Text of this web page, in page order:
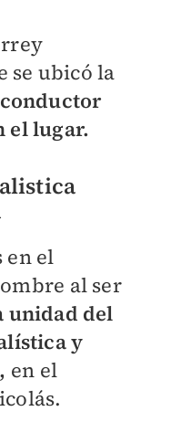
se ubicó la
el lugar.
en el
al ser
unidad del
y
en el